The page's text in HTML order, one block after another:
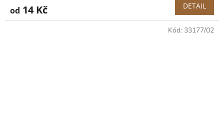
od 14 Kč DETAIL
Kód: 33177/02